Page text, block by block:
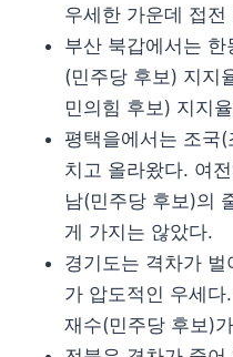
우세한 가운데 접전
부산 북갑에서는
(민주당 후보) 지지
민의힘 후보) 지지
평택을에서는 조국
치고 올라왔다. 여
남(민주당 후보)의
게 가지는 않았다.
경기도는 격차가
가 압도적인 우세
재수(민주당 후보)